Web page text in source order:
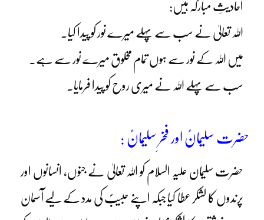
احادیثِ مبارکہ ہیں:
اللہ تعالیٰ نے سب سے پہلے میرے نور کو پیدا کیا۔
میں اللہ کے نور سے ہوں تمام مخلوق میرے نور سے ہے۔
سب سے پہلے اللہ نے میری روح کو پیدا فرمایا۔
حضرت سلیمانؑ اور فخرِ سلیمانؑ :
حضرت سلیمان علیہ السلام کو اللہ تعالیٰ نے جنوں، انسانوں اور
پرندوں کا لشکر عطا کیا جبکہ اپنے حبیبؐ کی مدد کے لیے آسمان